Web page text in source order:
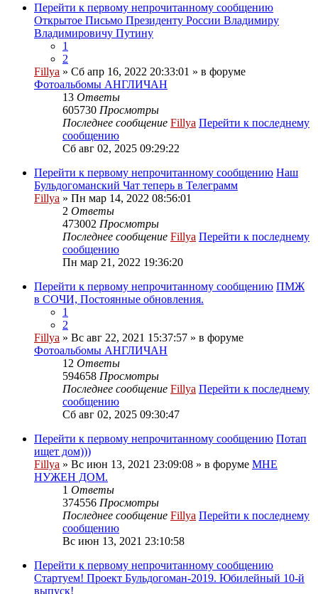
Перейти к первому непрочитанному сообщению
Открытое Письмо Президенту России Владимиру
Владимировичу Путину
1
2
Fillya » Сб апр 16, 2022 20:33:01 » в форуме
Фотоальбомы АНГЛИЧАН
13 Ответы
605730 Просмотры
Последнее сообщение Fillya Перейти к последнему
сообщению
Сб авг 02, 2025 09:29:22
Перейти к первому непрочитанному сообщению Наш
Бульдогоманский Чат теперь в Телеграмм
Fillya » Пн мар 14, 2022 08:56:01
2 Ответы
473002 Просмотры
Последнее сообщение Fillya Перейти к последнему
сообщению
Пн мар 21, 2022 19:36:20
Перейти к первому непрочитанному сообщению ПМЖ
в СОЧИ, Постоянные обновления.
1
2
Fillya » Вс авг 22, 2021 15:37:57 » в форуме
Фотоальбомы АНГЛИЧАН
12 Ответы
594658 Просмотры
Последнее сообщение Fillya Перейти к последнему
сообщению
Сб авг 02, 2025 09:30:47
Перейти к первому непрочитанному сообщению Потап
ищет дом)))
Fillya » Вс июн 13, 2021 23:09:08 » в форуме МНЕ
НУЖЕН ДОМ.
1 Ответы
374556 Просмотры
Последнее сообщение Fillya Перейти к последнему
сообщению
Вс июн 13, 2021 23:10:58
Перейти к первому непрочитанному сообщению
Стартуем! Проект Бульдогоман-2019. Юбилейный 10-й
выпуск!